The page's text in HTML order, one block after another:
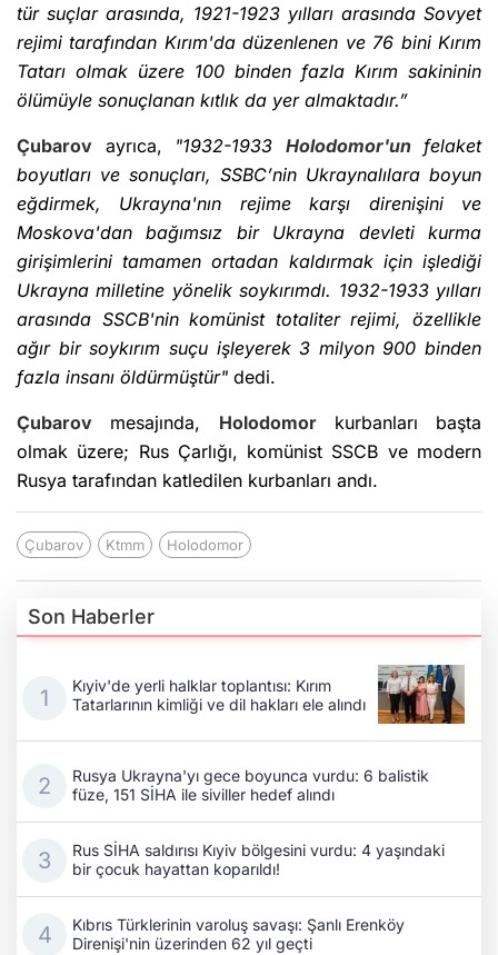
tür suçlar arasında, 1921-1923 yılları arasında Sovyet
rejimi tarafından Kırım'da düzenlenen ve 76 bini Kırım
Tatarı olmak üzere 100 binden fazla Kırım sakininin
ölümüyle sonuçlanan kıtlık da yer almaktadır.”
Çubarov ayrıca, "1932-1933 Holodomor'unfelaket
boyutları ve sonuçları, SSBC’nin Ukraynalılara boyun
eğdirmek, Ukrayna'nın rejime karşı direnişini ve
Moskova'dan bağımsız bir Ukrayna devleti kurma
girişimlerini tamamen ortadan kaldırmak için işlediği
Ukrayna milletine yönelik soykırımdı. 1932-1933 yılları
arasında SSCB'nin komünist totaliter rejimi, özellikle
ağır bir soykırım suçu işleyerek 3 milyon 900 binden
fazla insanı öldürmüştür" dedi.
Çubarov mesajında, Holodomorkurbanları başta
olmak üzere; Rus Çarlığı, komünist SSCB ve modern
Rusya tarafından katledilen kurbanları andı.
Çubarov Ktmm Holodomor
Son Haberler
Kıyiv'de yerli halklar toplantısı: Kırım
Tatarlarının kimliği ve dil hakları ele alındı
Rusya Ukrayna'yı gece boyunca vurdu: 6 balistik
füze, 151 SİHA ile siviller hedef alındı
Rus SİHA saldırısı Kıyiv bölgesini vurdu: 4 yaşındaki
bir çocuk hayattan koparıldı!
Kıbrıs Türklerinin varoluş savaşı: Şanlı Erenköy
Direnişi'nin üzerinden 62 yıl geçti